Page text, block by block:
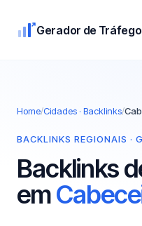
Gerador de Tráfego
Home/Cidades · Backlinks/
BACKLINKS REGIONAIS ·
Backlinks
em